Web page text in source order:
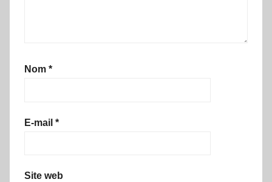
Nom *
E-mail *
Site web